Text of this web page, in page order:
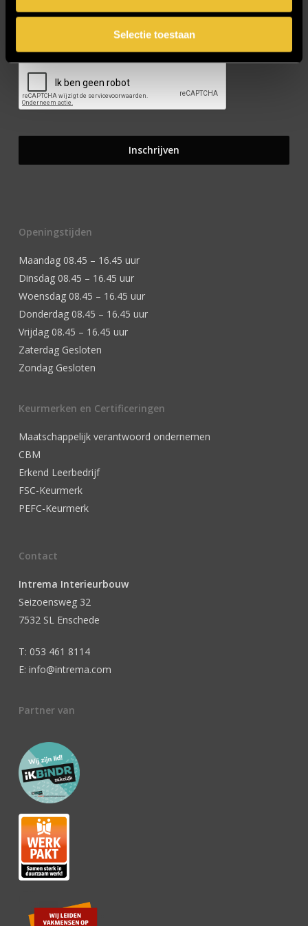
Selectie toestaan
Openingstijden
Maandag 08.45 – 16.45 uur
Dinsdag 08.45 – 16.45 uur
Woensdag 08.45 – 16.45 uur
Donderdag 08.45 – 16.45 uur
Vrijdag 08.45 – 16.45 uur
Zaterdag Gesloten
Zondag Gesloten
Keurmerken en Certificeringen
Maatschappelijk verantwoord ondernemen
CBM
Erkend Leerbedrijf
FSC-Keurmerk
PEFC-Keurmerk
Contact
Intrema Interieurbouw
Seizoensweg 32
7532 SL Enschede
T: 053 461 8114
E: info@intrema.com
Partner van